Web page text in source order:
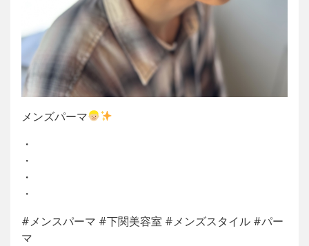
メンズパーマ
・
・
・
・
#メンスパーマ #下関美容室 #メンズスタイル #パー
マ